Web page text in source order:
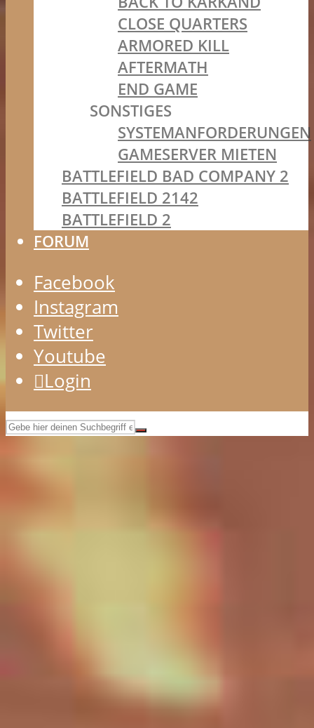
CLOSE QUARTERS
ARMORED KILL
AFTERMATH
END GAME
SONSTIGES
SYSTEMANFORDERUNGEN
GAMESERVER MIETEN
BATTLEFIELD BAD COMPANY 2
BATTLEFIELD 2142
BATTLEFIELD 2
FORUM
Facebook
Instagram
Twitter
Youtube
Login